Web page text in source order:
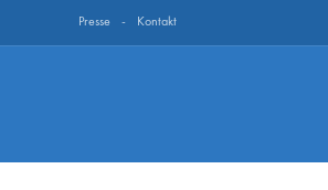
Presse Kontakt